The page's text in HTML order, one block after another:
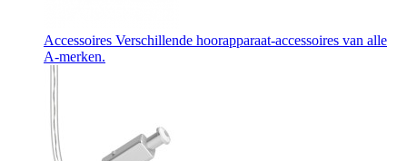
Accessoires Verschillende hoorapparaat-accessoires van alle
A-merken.